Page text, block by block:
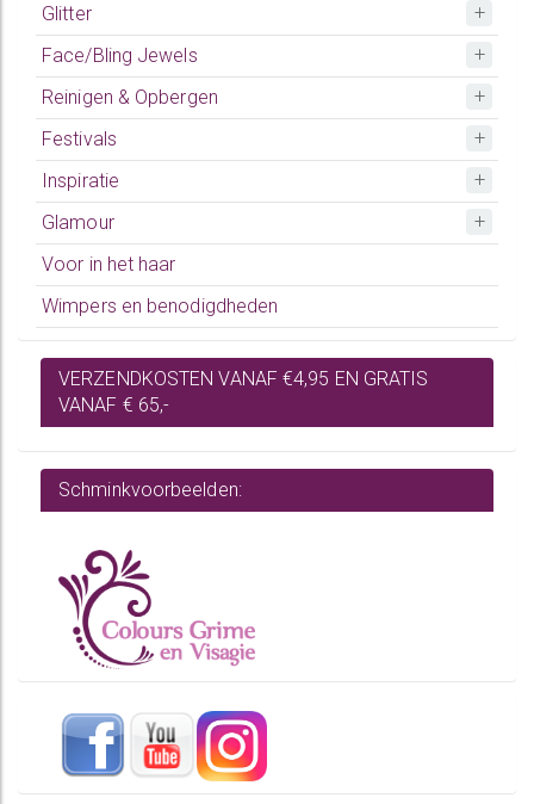
Glitter
Face/Bling Jewels
Reinigen & Opbergen
Festivals
Inspiratie
Glamour
Voor in het haar
Wimpers en benodigdheden
VERZENDKOSTEN VANAF €4,95 EN GRATIS
VANAF € 65,-
Schminkvoorbeelden: